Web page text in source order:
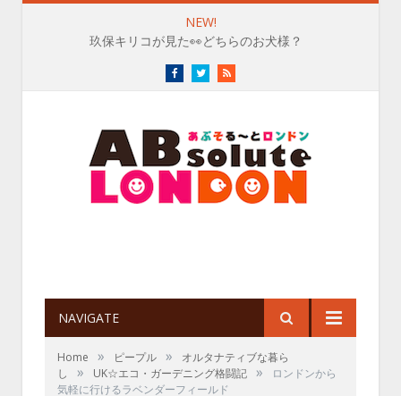
NEW!
玖保キリコが見た👀どちらのお犬様？
FacebookTwitterRSS
NAVIGATE
Home » ピープル »
オルタナティブな暮ら
し
» UK☆エコ・ガーデニング格闘記 »
ロンドンから
気軽に行けるラベンダーフィールド